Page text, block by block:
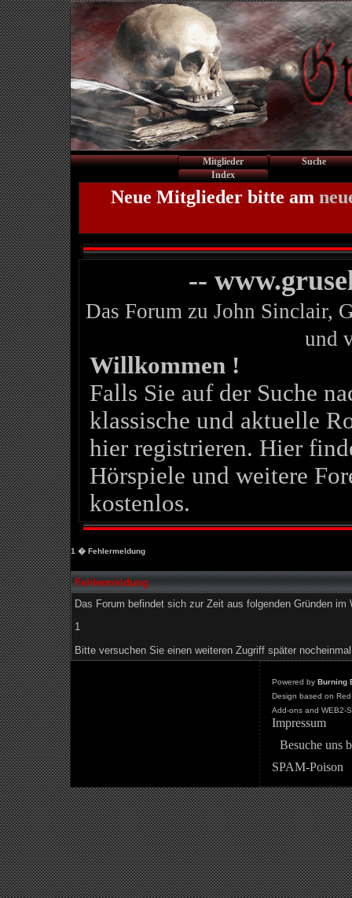
Mitglieder
Suche
Index
Neue Mitglieder bitte am
--
Das Forum zu John Sinclair,
und
Willkommen !
Falls Sie auf der Suche
klassische und aktuelle
hier registrieren. Hier
Hörspiele und weitere
kostenlos.
1 � Fehlermeldung
Fehlermeldung
Das Forum befindet sich zur Zeit aus folgenden Gründen im
1
Bitte versuchen Sie einen weiteren Zugriff später
Powered by Burning
Design based on
Add-ons and WEB2-
Impressum
Besuche uns
SPAM-Poison